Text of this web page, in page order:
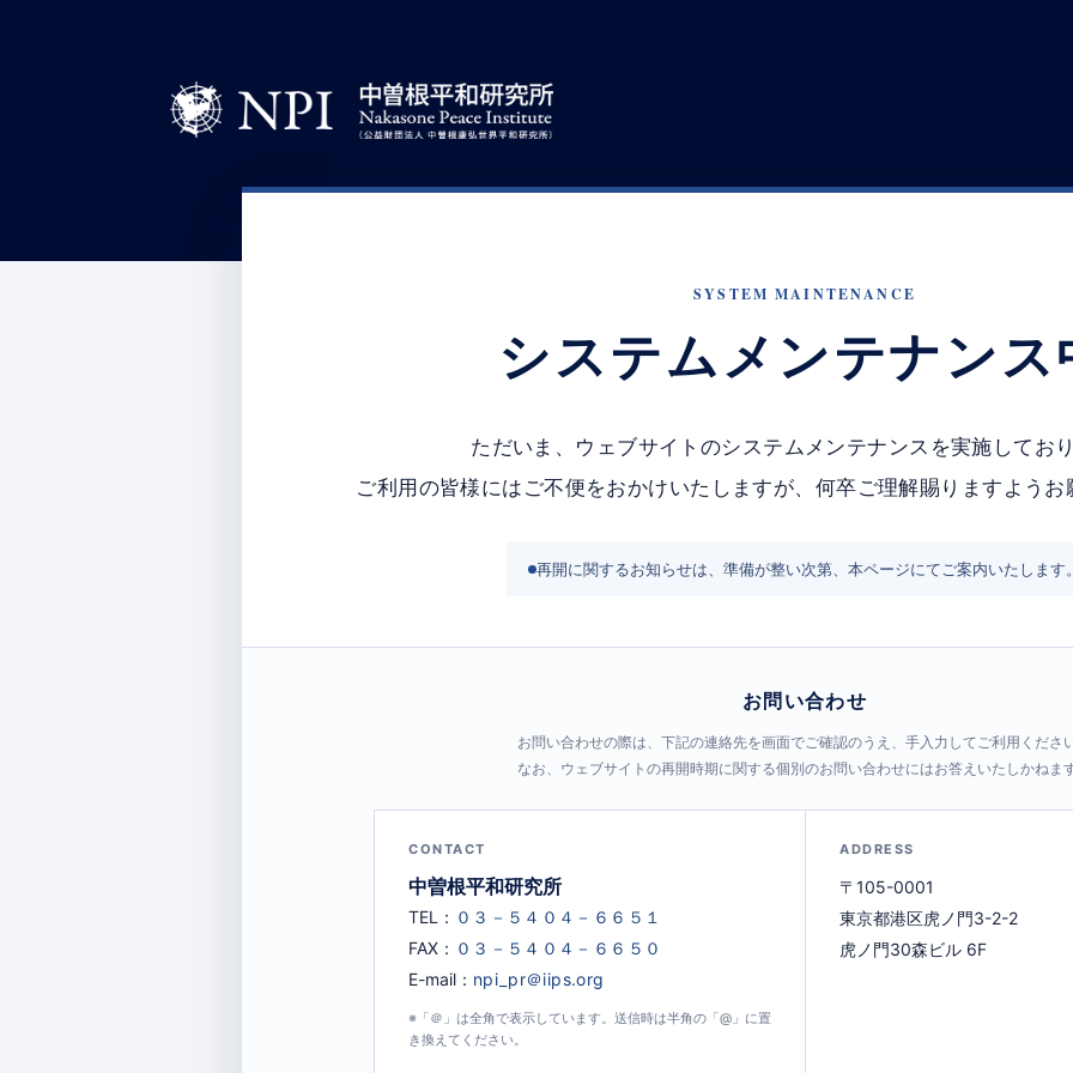
SYSTEM MAINTENANCE
システムメンテナンス
ただいま、ウェブサイトのシステムメンテナンスを実施しており
ご利用の皆様にはご不便をおかけいたしますが、何卒ご理解賜りますようお
再開に関するお知らせは、準備が整い次第、本ページにてご案内いたします。
お問い合わせ
お問い合わせの際は、下記の連絡先を画面でご確認のうえ、手入力してご利用ください
なお、ウェブサイトの再開時期に関する個別のお問い合わせにはお答えいたしかねます
CONTACT
中曽根平和研究所
TEL：
FAX：
E-mail：
※「＠」は全角で表示しています。送信時は半角の「@」に置
き換えてください。
ADDRESS
〒105-0001
東京都港区虎ノ門3-2-2
虎ノ門30森ビル 6F